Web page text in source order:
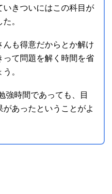
きついにはこの科目が
。
んも得意だからとか解け
って問題を解く時間を省
。
強時間であっても、目
あったということがよ